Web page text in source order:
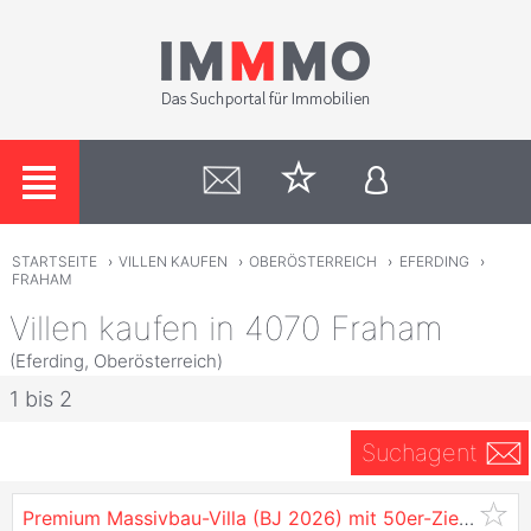
STARTSEITE › VILLEN KAUFEN › OBERÖSTERREICH › EFERDING
›
FRAHAM
Villen kaufen in 4070 Fraham
(Eferding, Oberösterreich)
1 bis 2
Suchagent
Premium Massivbau-Villa (BJ 2026) mit 50er-Ziegel, Pool, Designküche, PV-Anlage, Garage & mehr